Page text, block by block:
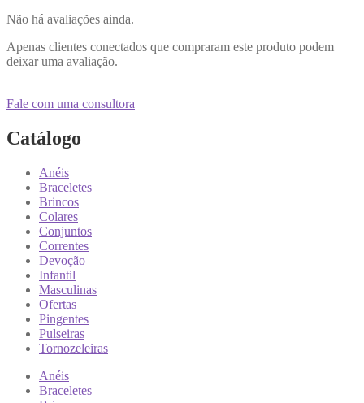
Não há avaliações ainda.
Apenas clientes conectados que compraram este produto podem
deixar uma avaliação.
Fale com uma consultora
Catálogo
Anéis
Braceletes
Brincos
Colares
Conjuntos
Correntes
Devoção
Infantil
Masculinas
Ofertas
Pingentes
Pulseiras
Tornozeleiras
Anéis
Braceletes